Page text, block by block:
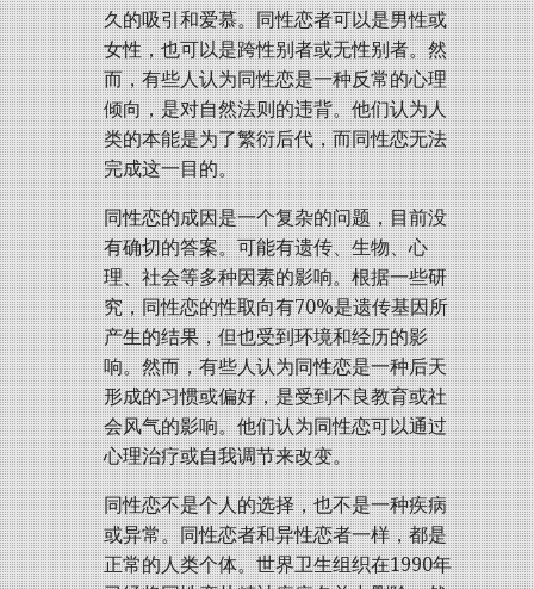
久的吸引和爱慕。同性恋者可以是男性或
女性，也可以是跨性别者或无性别者。然
而，有些人认为同性恋是一种反常的心理
倾向，是对自然法则的违背。他们认为人
类的本能是为了繁衍后代，而同性恋无法
完成这一目的。
同性恋的成因是一个复杂的问题，目前没
有确切的答案。可能有遗传、生物、心
理、社会等多种因素的影响。根据一些研
究，同性恋的性取向有70%是遗传基因所
产生的结果，但也受到环境和经历的影
响。然而，有些人认为同性恋是一种后天
形成的习惯或偏好，是受到不良教育或社
会风气的影响。他们认为同性恋可以通过
心理治疗或自我调节来改变。
同性恋不是个人的选择，也不是一种疾病
或异常。同性恋者和异性恋者一样，都是
正常的人类个体。世界卫生组织在1990年